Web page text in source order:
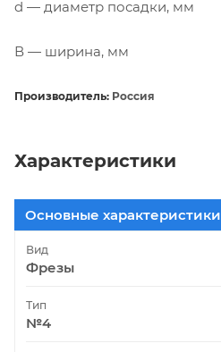
d — диаметр посадки, мм
В — ширина, мм
Производитель: Россия
Характеристики
Основные характеристики
Вид
Фрезы
Тип
№4